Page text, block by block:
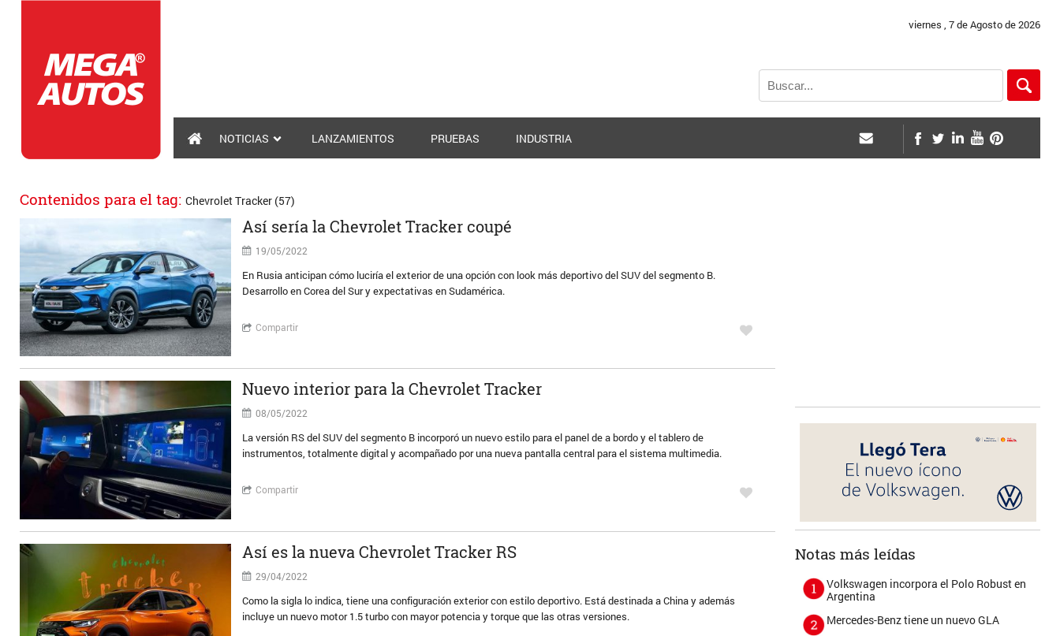
viernes , 7 de Agosto de 2026
NOTICIAS LANZAMIENTOS PRUEBAS INDUSTRIA
Contenidos para el tag: Chevrolet Tracker (57)
Así sería la Chevrolet Tracker coupé
19/05/2022
En Rusia anticipan cómo luciría el exterior de una opción con look más deportivo del SUV del segmento B.
Desarrollo en Corea del Sur y expectativas en Sudamérica.
Compartir
Nuevo interior para la Chevrolet Tracker
08/05/2022
La versión RS del SUV del segmento B incorporó un nuevo estilo para el panel de a bordo y el tablero de
instrumentos, totalmente digital y acompañado por una nueva pantalla central para el sistema multimedia.
Compartir
Así es la nueva Chevrolet Tracker RS
29/04/2022
Como la sigla lo indica, tiene una configuración exterior con estilo deportivo. Está destinada a China y además
incluye un nuevo motor 1.5 turbo con mayor potencia y torque que las otras versiones.
Notas más leídas
Volkswagen incorpora el Polo Robust en
Argentina
Mercedes-Benz tiene un nuevo GLA